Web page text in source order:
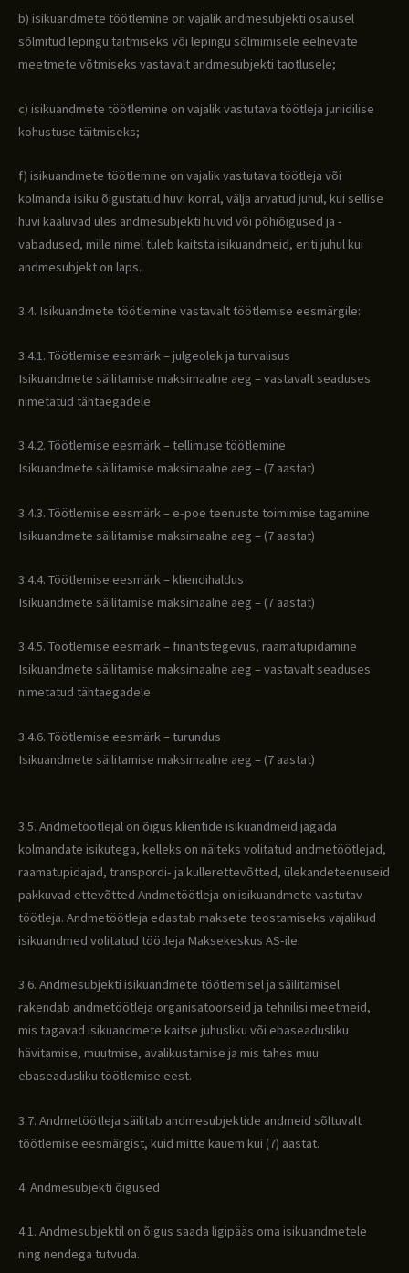
b) isikuandmete töötlemine on vajalik andmesubjekti osalusel
sõlmitud lepingu täitmiseks või lepingu sõlmimisele eelnevate
meetmete võtmiseks vastavalt andmesubjekti taotlusele;
c) isikuandmete töötlemine on vajalik vastutava töötleja juriidilise
kohustuse täitmiseks;
f) isikuandmete töötlemine on vajalik vastutava töötleja või
kolmanda isiku õigustatud huvi korral, välja arvatud juhul, kui sellise
huvi kaaluvad üles andmesubjekti huvid või põhiõigused ja -
vabadused, mille nimel tuleb kaitsta isikuandmeid, eriti juhul kui
andmesubjekt on laps.
3.4. Isikuandmete töötlemine vastavalt töötlemise eesmärgile:
3.4.1. Töötlemise eesmärk – julgeolek ja turvalisus
Isikuandmete säilitamise maksimaalne aeg – vastavalt seaduses
nimetatud tähtaegadele
3.4.2. Töötlemise eesmärk – tellimuse töötlemine
Isikuandmete säilitamise maksimaalne aeg – (7 aastat)
3.4.3. Töötlemise eesmärk – e-poe teenuste toimimise tagamine
Isikuandmete säilitamise maksimaalne aeg – (7 aastat)
3.4.4. Töötlemise eesmärk – kliendihaldus
Isikuandmete säilitamise maksimaalne aeg – (7 aastat)
3.4.5. Töötlemise eesmärk – finantstegevus, raamatupidamine
Isikuandmete säilitamise maksimaalne aeg – vastavalt seaduses
nimetatud tähtaegadele
3.4.6. Töötlemise eesmärk – turundus
Isikuandmete säilitamise maksimaalne aeg – (7 aastat)
3.5. Andmetöötlejal on õigus klientide isikuandmeid jagada
kolmandate isikutega, kelleks on näiteks volitatud andmetöötlejad,
raamatupidajad, transpordi- ja kullerettevõtted, ülekandeteenuseid
pakkuvad ettevõtted Andmetöötleja on isikuandmete vastutav
töötleja. Andmetöötleja edastab maksete teostamiseks vajalikud
isikuandmed volitatud töötleja Maksekeskus AS-ile.
3.6. Andmesubjekti isikuandmete töötlemisel ja säilitamisel
rakendab andmetöötleja organisatoorseid ja tehnilisi meetmeid,
mis tagavad isikuandmete kaitse juhusliku või ebaseadusliku
hävitamise, muutmise, avalikustamise ja mis tahes muu
ebaseadusliku töötlemise eest.
3.7. Andmetöötleja säilitab andmesubjektide andmeid sõltuvalt
töötlemise eesmärgist, kuid mitte kauem kui (7) aastat.
4. Andmesubjekti õigused
4.1. Andmesubjektil on õigus saada ligipääs oma isikuandmetele
ning nendega tutvuda.